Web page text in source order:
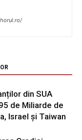
din SUA
de Miliarde de
Israel și Taiwan